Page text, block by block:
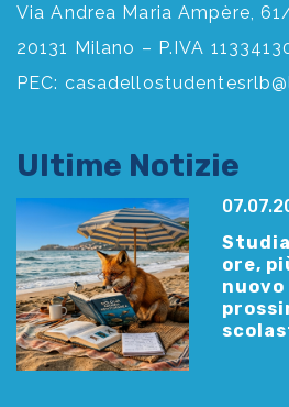
Via Andrea Maria Ampère,
20131 Milano – P.IVA
PEC:
Ultime Notizie
ore,
nuovo